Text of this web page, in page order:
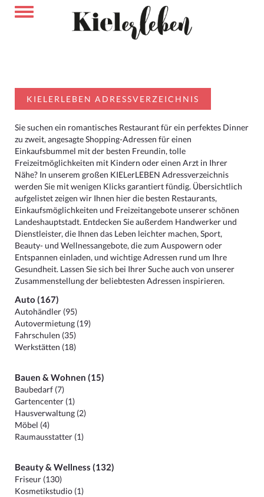
KIELERLEBEN ADRESSVERZEICHNIS
Sie suchen ein romantisches Restaurant für ein perfektes Dinner
zu zweit, angesagte Shopping-Adressen für einen
Einkaufsbummel mit der besten Freundin, tolle
Freizeitmöglichkeiten mit Kindern oder einen Arzt in Ihrer
Nähe? In unserem großen KIELerLEBEN Adressverzeichnis
werden Sie mit wenigen Klicks garantiert fündig. Übersichtlich
aufgelistet zeigen wir Ihnen hier die besten Restaurants,
Einkaufsmöglichkeiten und Freizeitangebote unserer schönen
Landeshauptstadt. Entdecken Sie außerdem Handwerker und
Dienstleister, die Ihnen das Leben leichter machen, Sport,
Beauty- und Wellnessangebote, die zum Auspowern oder
Entspannen einladen, und wichtige Adressen rund um Ihre
Gesundheit. Lassen Sie sich bei Ihrer Suche auch von unserer
Zusammenstellung der beliebtesten Adressen inspirieren.
Auto (167)
Autohändler (95)
Autovermietung (19)
Fahrschulen (35)
Werkstätten (18)
Bauen & Wohnen (15)
Baubedarf (7)
Gartencenter (1)
Hausverwaltung (2)
Möbel (4)
Raumausstatter (1)
Beauty & Wellness (132)
Friseur (130)
Kosmetikstudio (1)